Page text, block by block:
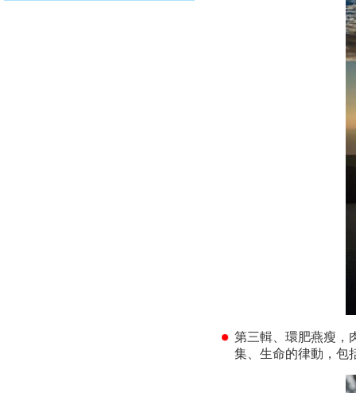
第三輯、環肥燕瘦，
集、生命的律動，包